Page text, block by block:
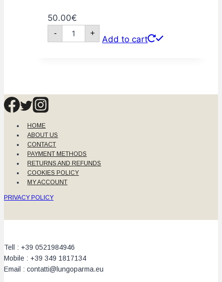
50.00€
-
QUOTA
quantity
+
Add to cart
HOME
ABOUT US
CONTACT
PAYMENT METHODS
RETURNS AND REFUNDS
COOKIES POLICY
MY ACCOUNT
PRIVACY POLICY
Tell : +39 0521984946
Mobile : +39 349 1817134
Email : contatti@lungoparma.eu